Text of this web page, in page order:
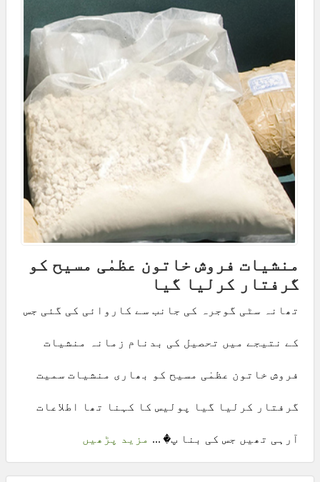
منشیات فروش خاتون عظمٰی مسیح کو
گرفتار کرلیا گیا
تھانہ سٹی گوجرہ کی جانب سے کاروائی کی گئی جس
کے نتیجے میں تحصیل کی بدنام زمانہ منشیات
فروش خاتون عظمٰی مسیح کو بھاری منشیات سمیت
گرفتار کرلیا گیا پولیس کا کہنا تھا اطلاعات
آرہی تھیں جس کی بنا پ� ... مزید پڑھیں